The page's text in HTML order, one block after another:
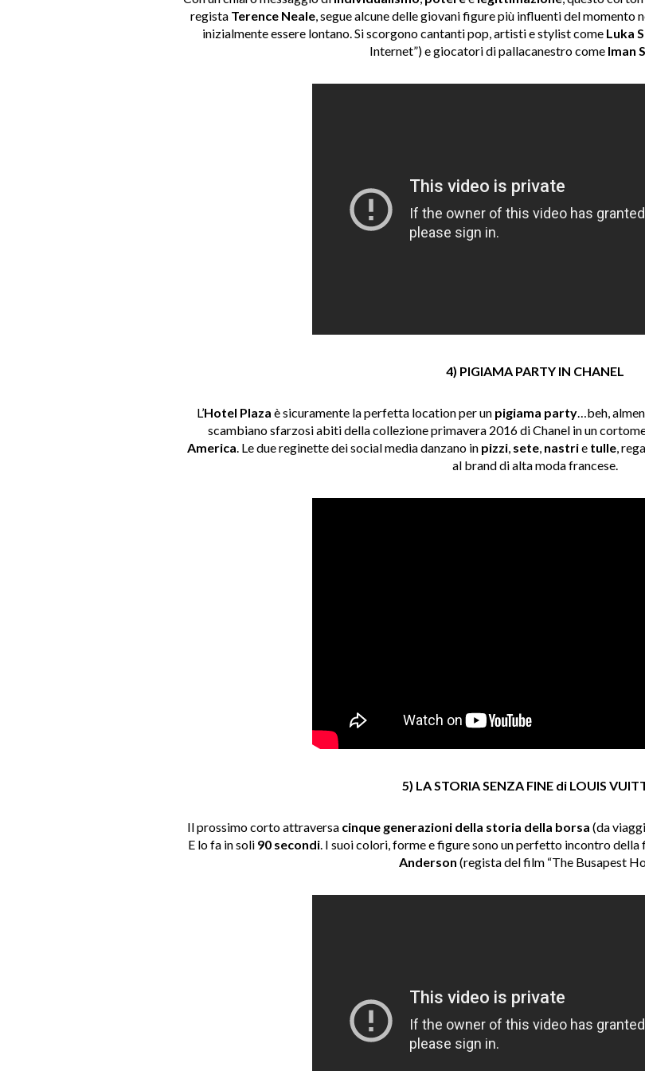
regista Terence Neale , segue alcune delle giovani figure più influenti del
inizialmente essere lontano. Si scorgono cantanti pop, artisti e stylist come Luka
Internet”) e giocatori di pallacanestro come Iman
4) PIGIAMA PARTY IN CHANEL
L’Hotel Plaza è sicuramente la perfetta location per un pigiama party…beh,
scambiano sfarzosi abiti della collezione primavera 2016 di Chanel in un
America . Le due reginette dei social media danzano in pizzi sete nastrie tulle ,
al brand di alta moda francese.
5) LA STORIA SENZA FINE di LOUIS
Il prossimo corto attraversa cinque generazioni della storia della borsa (da
E lo fa in soli 90 secondi. I suoi colori, forme e figure sono un perfetto incontro
Anderson (regista del film “The Busapest